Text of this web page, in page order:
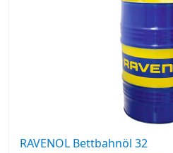
RAVENOL Bettbahnöl 32